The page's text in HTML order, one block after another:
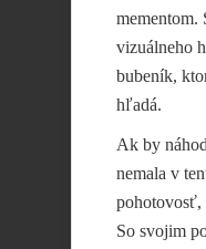
mementom.
vizuálneho
bubeník,
hľadá.
Ak by
nemala v
pohotovosť,
So svojim